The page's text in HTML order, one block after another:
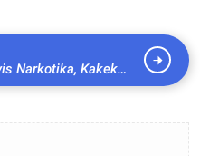
Narkotika, Kakek
Dengan Kasus